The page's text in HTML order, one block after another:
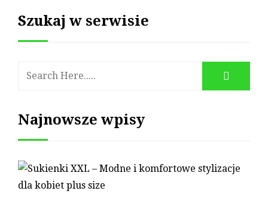
Szukaj w serwisie
Najnowsze wpisy